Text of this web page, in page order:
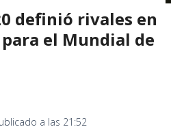
definió rivales en
el Mundial de
a las 21:52